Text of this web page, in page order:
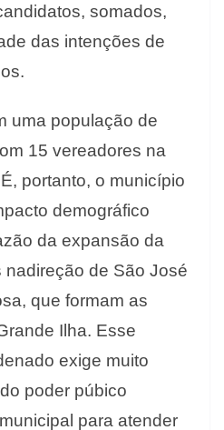
somados,
das intenções de
uma população de
15 vereadores na
portanto, o município
demográfico
da expansão da
de São José
que formam as
Ilha. Esse
exige muito
poder púbico
para atender